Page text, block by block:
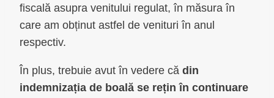
fiscală asupra venitului regulat, în măsura în
care am obținut astfel de venituri în anul
respectiv.
În plus, trebuie avut în vedere că din
indemnizația de boală se rețin în continuare